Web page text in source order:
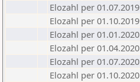
Elozahl per 01.07.2019
Elozahl per 01.10.2019
Elozahl per 01.01.2020
Elozahl per 01.04.2020
Elozahl per 01.07.2020
Elozahl per 01.10.2020